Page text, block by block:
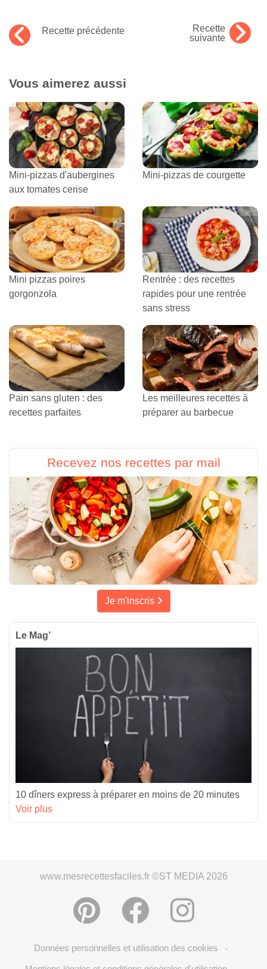
Recette précédente
Recette
suivante
Vous aimerez aussi
Mini-pizzas d'aubergines
aux tomates cerise
Mini-pizzas de courgette
Mini pizzas poires
gorgonzola
Rentrée : des recettes
rapides pour une rentrée
sans stress
Pain sans gluten : des
recettes parfaites
Les meilleures recettes à
préparer au barbecue
Recevez nos recettes par mail
Je m'inscris
Le Mag’
10 dîners express à préparer en moins de 20 minutes
Voir plus
www.mesrecettesfaciles.fr ©ST MEDIA 2026
Données personnelles et utilisation des cookies -